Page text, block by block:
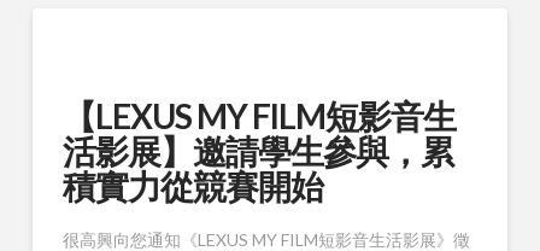
【LEXUS MY FILM短影音生
活影展】邀請學生參與，累
積實力從競賽開始
很高興向您通知《LEXUS MY FILM短影音生活影展》徵